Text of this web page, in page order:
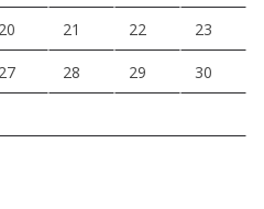
20 21 22 23
27 28 29 30